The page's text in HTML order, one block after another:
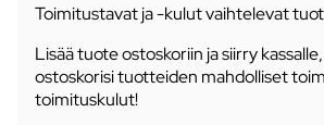
Toimitustavat ja -kulut vaihtelevat
Lisää tuote ostoskoriin ja siirry
ostoskorisi tuotteiden mahdolliset
toimituskulut!